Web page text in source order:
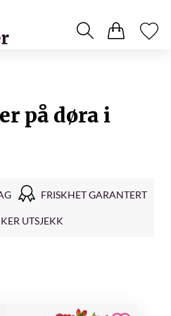
på døra i
FRISKHET GARANTERT
UTSJEKK